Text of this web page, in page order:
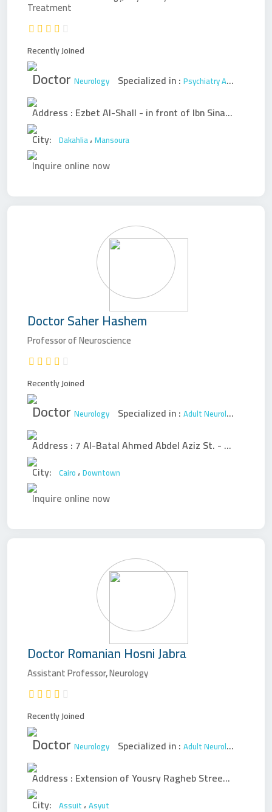
Treatment
Recently Joined
Doctor Neurology Specialized in : PsychiatryAddiction
Address : Ezbet Al-Shall - in front of Ibn Sina Hospital
City: Dakahlia، Mansoura
Inquire online now
DoctorSaher Hashem
Professor of Neuroscience
Recently Joined
Doctor Neurology Specialized in : Adult Neurology
Address : 7 Al-Batal Ahmed Abdel Aziz St. - Bab Al-Liwaa
City: Cairo، Downtown
Inquire online now
DoctorRomanian Hosni Jabra
Assistant Professor, Neurology
Recently Joined
Doctor Neurology Specialized in : Adult Neurology
Address : Extension of Yousry Ragheb Street - First of Sadat - Dr. Ashraf Al Malakh Building - in front of Al Tawheed Towers - Third Floor
City: Assuit، Asyut